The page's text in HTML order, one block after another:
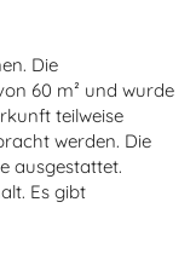
Die
60 m² und wurde
teilweise
werden. Die
ausgestattet.
Es gibt